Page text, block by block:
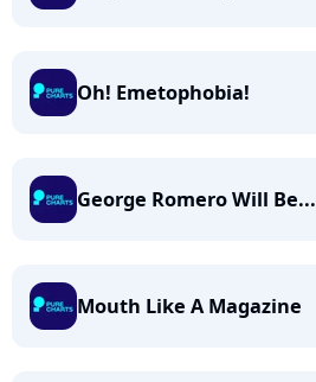
Oh! Emetophobia!
George Romero Will Be...
Mouth Like A Magazine